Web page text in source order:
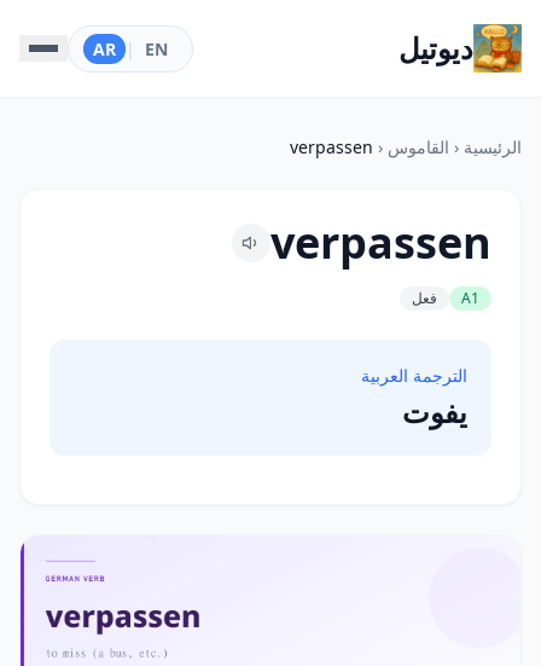
ديوتيل EN
|
AR
الرئيسية ‹ القاموس ‹
verpassen
verpassen
A1 فعل
الترجمة العربية
يفوت